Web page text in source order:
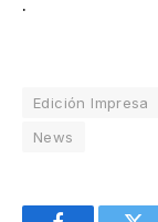
Edición Impresa
News